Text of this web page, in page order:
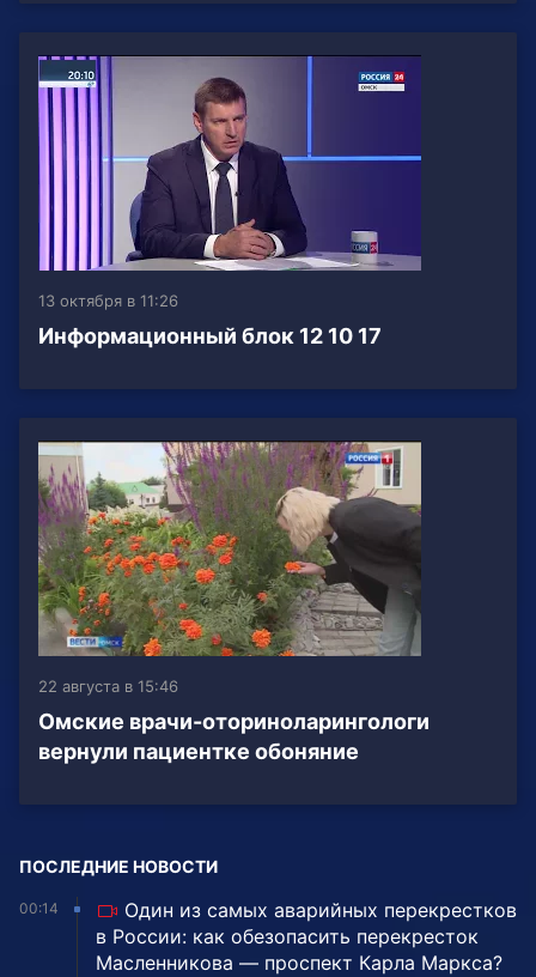
13 октября в 11:26
Информационный блок 12 10 17
22 августа в 15:46
Омские врачи-оториноларингологи
вернули пациентке обоняние
ПОСЛЕДНИЕ НОВОСТИ
00:14
Один из самых аварийных перекрестков
в России: как обезопасить перекресток
Масленникова — проспект Карла Маркса?